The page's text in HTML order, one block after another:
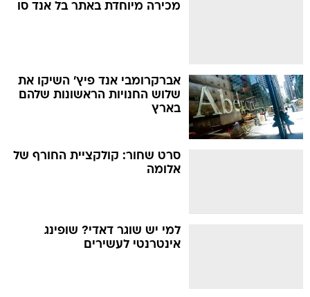
מכירה מיוחדת באתר בל אנד סו
אברקרומבי אנד פיץ' השיקו את
שלוש החנויות הראשונות שלהם
בארץ
סרט שחור: קולקציית החורף של
אלומה
למי יש שוגר דאדי? שופינג
אינטרנטי לעשירים